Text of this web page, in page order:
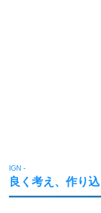
IGN -
良く考え、作り